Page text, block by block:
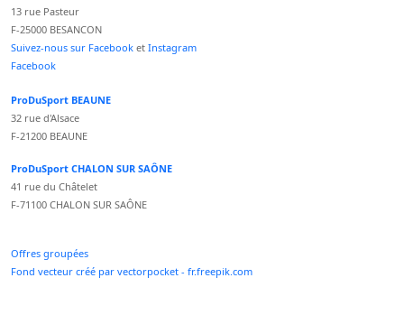
13 rue Pasteur
F-25000 BESANCON
Suivez-nous sur Facebook et Instagram
Facebook
ProDuSport BEAUNE
32 rue d'Alsace
F-21200 BEAUNE
ProDuSport CHALON SUR SAÔNE
41 rue du Châtelet
F-71100 CHALON SUR SAÔNE
Offres groupées
Fond vecteur créé par vectorpocket - fr.freepik.com